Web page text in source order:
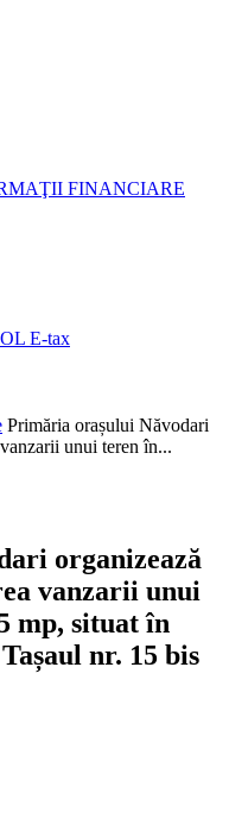
FINANCIARE
E-tax
Primăria orașului Năvodari
unui teren în...
organizează
vanzarii unui
mp, situat în
nr. 15 bis